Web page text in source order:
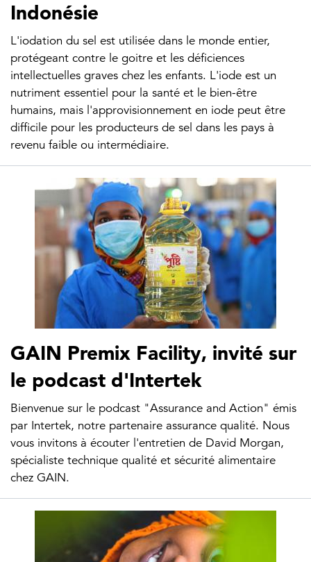
Indonésie
L'iodation du sel est utilisée dans le monde entier,
protégeant contre le goitre et les déficiences
intellectuelles graves chez les enfants. L'iode est un
nutriment essentiel pour la santé et le bien-être
humains, mais l'approvisionnement en iode peut être
difficile pour les producteurs de sel dans les pays à
revenu faible ou intermédiaire.
GAIN Premix Facility, invité sur
le podcast d'Intertek
Bienvenue sur le podcast "Assurance and Action" émis
par Intertek, notre partenaire assurance qualité. Nous
vous invitons à écouter l'entretien de David Morgan,
spécialiste technique qualité et sécurité alimentaire
chez GAIN.